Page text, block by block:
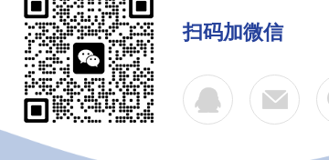
扫码加微信